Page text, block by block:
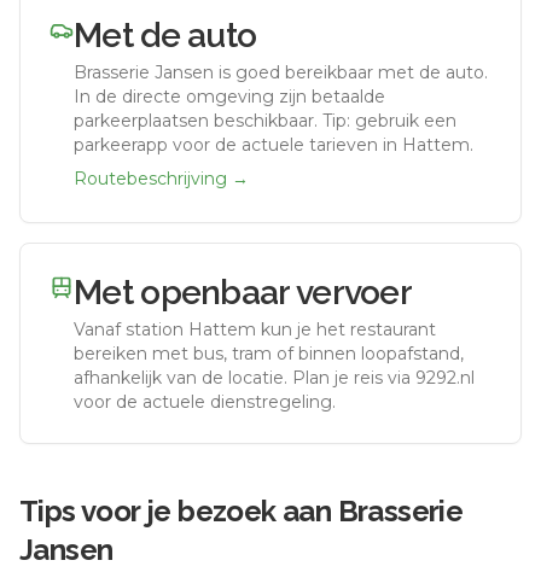
Met de auto
Brasserie Jansen is goed bereikbaar met de auto.
In de directe omgeving zijn betaalde
parkeerplaatsen beschikbaar. Tip: gebruik een
parkeerapp voor de actuele tarieven in Hattem.
Routebeschrijving →
Met openbaar vervoer
Vanaf station Hattem kun je het restaurant
bereiken met bus, tram of binnen loopafstand,
afhankelijk van de locatie. Plan je reis via 9292.nl
voor de actuele dienstregeling.
Tips voor je bezoek aan Brasserie
Jansen